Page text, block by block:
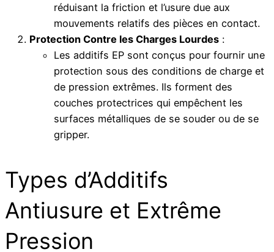
réduisant la friction et l’usure due aux
mouvements relatifs des pièces en contact.
Protection Contre les Charges Lourdes :
Les additifs EP sont conçus pour fournir une
protection sous des conditions de charge et
de pression extrêmes. Ils forment des
couches protectrices qui empêchent les
surfaces métalliques de se souder ou de se
gripper.
Types d’Additifs
Antiusure et Extrême
Pression